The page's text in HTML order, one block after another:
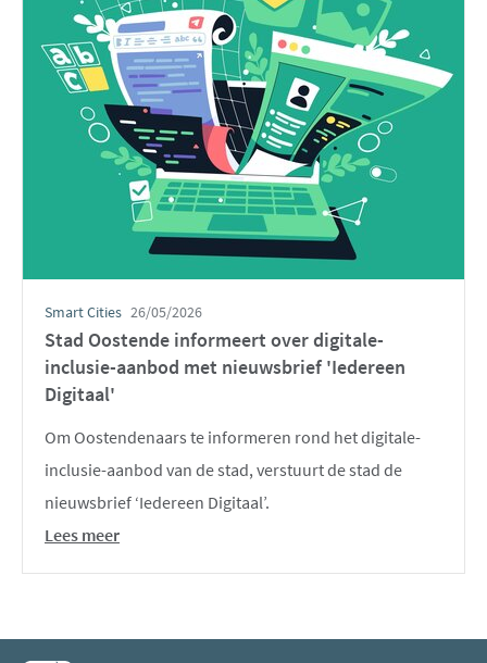
Stad Oostende informeert over digitale-
inclusie-aanbod met nieuwsbrief 'Iedereen
Digitaal'
Om Oostendenaars te informeren rond het digitale-
inclusie-aanbod van de stad, verstuurt de stad de
nieuwsbrief ‘Iedereen Digitaal’.
Lees meer
Smart Cities 26/05/2026